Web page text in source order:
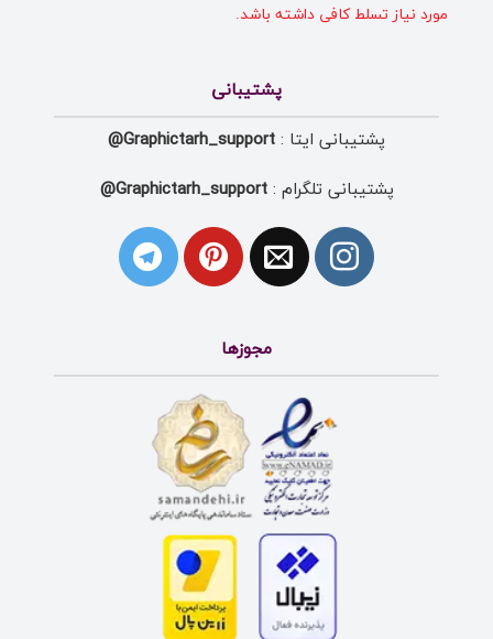
مورد نیاز تسلط کافی داشته باشد.
پشتیبانی
پشتیبانی ایتا : Graphictarh_support@
پشتیبانی تلگرام :Graphictarh_support@
مجوزها